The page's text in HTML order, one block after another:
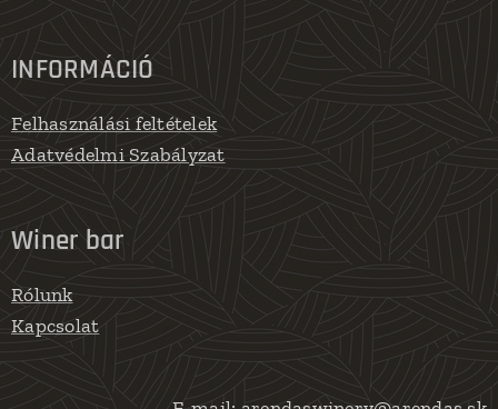
INFORMÁCIÓ
Felhasználási feltételek
Adatvédelmi Szabályzat
Winer bar
Rólunk
Kapcsolat